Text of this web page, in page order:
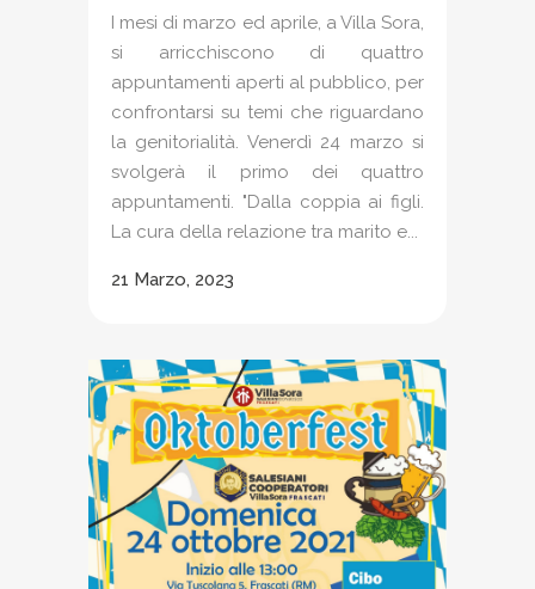
I mesi di marzo ed aprile, a Villa Sora,
si arricchiscono di quattro
appuntamenti aperti al pubblico, per
confrontarsi su temi che riguardano
la genitorialità. Venerdì 24 marzo si
svolgerà il primo dei quattro
appuntamenti. "Dalla coppia ai figli.
La cura della relazione tra marito e...
21 Marzo, 2023